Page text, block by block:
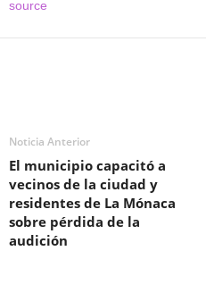
source
Noticia Anterior
El municipio capacitó a
vecinos de la ciudad y
residentes de La Mónaca
sobre pérdida de la
audición